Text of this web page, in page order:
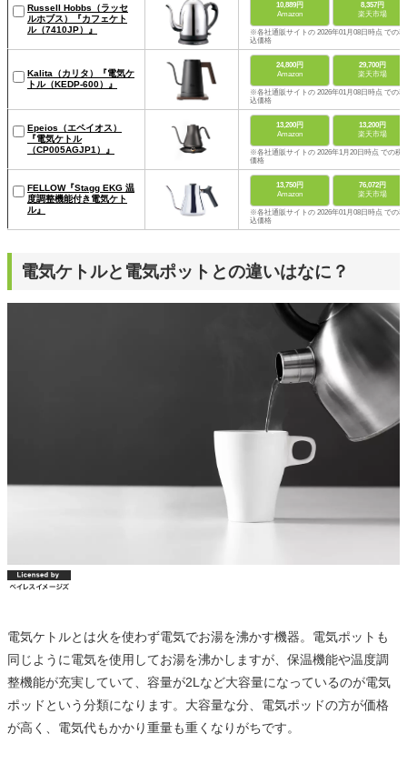
Russell Hobbs（ラッセ
ルホブス）『カフェケト
ル（7410JP）』
10,889円
Amazon
8,357円
楽天市場
※各社通販サイトの 2026年01月08日時点 での税
込価格
Kalita（カリタ）『電気ケ
トル（KEDP-600）』
24,800円
Amazon
29,700円
楽天市場
※各社通販サイトの 2026年01月08日時点 での税
込価格
Epeios（エペイオス）
『‎電気ケトル
（CP005AGJP1）』
13,200円
Amazon
13,200円
楽天市場
※各社通販サイトの 2026年1月20日時点 での税
価格
FELLOW『Stagg EKG 温
度調整機能付き電気ケト
ル』
13,750円
Amazon
76,072円
楽天市場
※各社通販サイトの 2026年01月08日時点 での税
込価格
電気ケトルと電気ポットとの違いはなに？
電気ケトルとは火を使わず電気でお湯を沸かす機器。電気ポットも
同じように電気を使用してお湯を沸かしますが、保温機能や温度調
整機能が充実していて、容量が2Lなど大容量になっているのが電気
ポッドという分類になります。大容量な分、電気ポッドの方が価格
が高く、電気代もかかり重量も重くなりがちです。